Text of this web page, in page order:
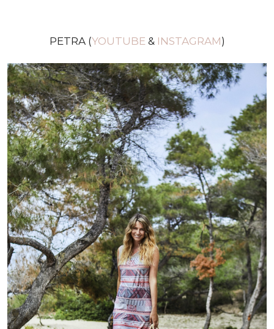
PETRA (YOUTUBE & INSTAGRAM)